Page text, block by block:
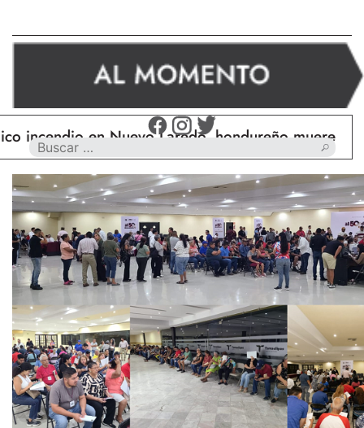
en Nuevo Laredo, hondureño muere calcinado